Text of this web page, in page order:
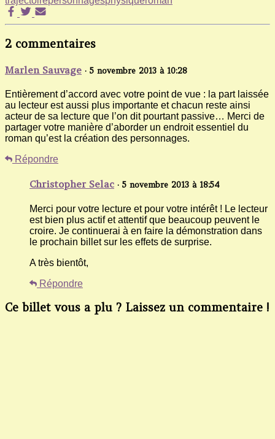
2 commentaires
Marlen Sauvage · 5 novembre 2013 à 10:28
Entièrement d’accord avec votre point de vue : la part laissée
au lecteur est aussi plus importante et chacun reste ainsi
acteur de sa lecture que l’on dit pourtant passive… Merci de
partager votre manière d’aborder un endroit essentiel du
roman qu’est la création des personnages.
Répondre
Christopher Selac · 5 novembre 2013 à 18:54
Merci pour votre lecture et pour votre intérêt ! Le lecteur
est bien plus actif et attentif que beaucoup peuvent le
croire. Je continuerai à en faire la démonstration dans
le prochain billet sur les effets de surprise.
A très bientôt,
Répondre
Ce billet vous a plu ? Laissez un commentaire !